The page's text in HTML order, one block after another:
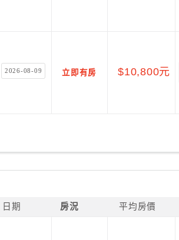
2026-08-09 立即有房 $10,800元
日期 房況 平均房價